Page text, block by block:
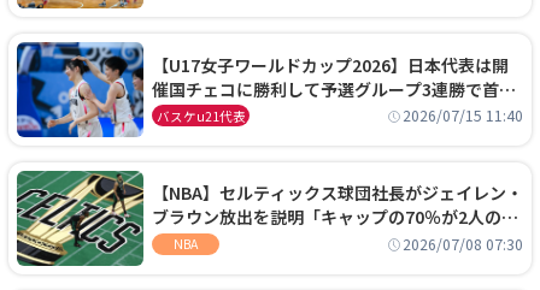
【U17女子ワールドカップ2026】日本代表は開
催国チェコに勝利して予選グループ3連勝で首位
通過！準々決勝の相手はエジプトに決定
バスケu21代表 2026/07/15 11:40
【NBA】セルティックス球団社長がジェイレン・
ブラウン放出を説明「キャップの70％が2人の選
手に集中するチームでは勝てない」
NBA 2026/07/08 07:30